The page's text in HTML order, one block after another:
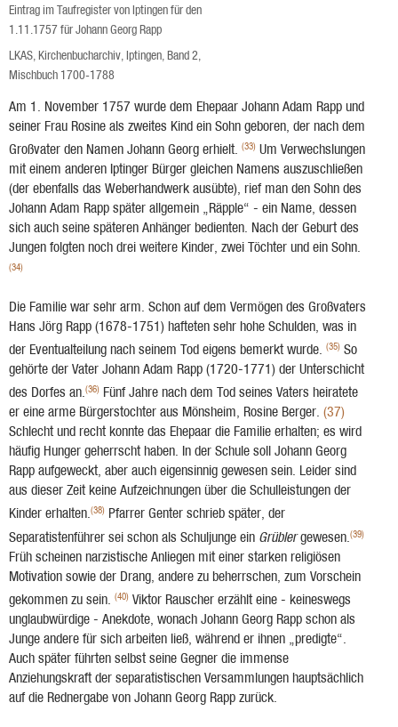
Eintrag im Taufregister von Iptingen für den
1.11.1757 für Johann Georg Rapp
LKAS, Kirchenbucharchiv, Iptingen, Band 2,
Mischbuch 1700-1788
Am 1. November 1757 wurde dem Ehepaar Johann Adam Rapp und
seiner Frau Rosine als zweites Kind ein Sohn geboren, der nach dem
Großvater den Namen Johann Georg er­hielt. (33) Um Verwechslungen
mit einem anderen Iptinger Bürger gleichen Namens auszu­schließen
(der ebenfalls das Weberhandwerk ausübte), rief man den Sohn des
Johann Adam Rapp später allgemein „Räpple“ - ein Name, dessen
sich auch seine späteren Anhänger be­dienten. Nach der Geburt des
Jungen folgten noch drei weitere Kinder, zwei Töchter und ein Sohn.
(34)
Die Familie war sehr arm. Schon auf dem Vermögen des Großvaters
Hans Jörg Rapp (1678-1751) hafteten sehr hohe Schulden, was in
der Even­tualteilung nach seinem Tod eigens be­merkt wurde. (35) So
gehörte der Vater Johann Adam Rapp (1720-1771) der Unterschicht
des Dorfes an.(36) Fünf Jahre nach dem Tod seines Vaters heiratete
er eine arme Bür­gerstochter aus Mönsheim, Rosine Berger. (37)
Schlecht und recht konnte das Ehepaar die Familie erhalten; es wird
häufig Hunger ge­herrscht haben. In der Schule soll Johann Georg
Rapp aufgeweckt, aber auch eigensinnig gewesen sein. Leider sind
aus dieser Zeit keine Aufzeichnungen über die Schulleistungen der
Kinder erhalten.(38) Pfarrer Genter schrieb später, der
Separatistenführer sei schon als Schuljunge ein Grüblergewesen.(39)
Früh scheinen narzistische An­liegen mit einer starken religiösen
Motivation sowie der Drang, andere zu beherrschen, zum Vorschein
gekommen zu sein. (40) Viktor Rauscher erzählt eine - keineswegs
unglaubwürdige - Anekdote, wonach Johann Georg Rapp schon als
Junge andere für sich arbeiten ließ, während er ihnen „predigte“.
Auch später führten selbst seine Gegner die immense
Anziehungskraft der separa­tistischen Versammlungen hauptsächlich
auf die Rednergabe von Johann Georg Rapp zu­rück.